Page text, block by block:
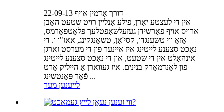
דורך אַדמין אויף 22-09-13
אין די לעצטע יאָרן, פילע אָנליין רויט שטעט האָבן
ארויס אויף פאַרשידן געזעלשאַפטלעך פּלאַטפאָרמס,
אַזאַ ווי טשענגדו, קסי'אַן, טשאָנגקינג, אאז"ו ו. די
נאַכט סצענע לייטינג איז איינער פון די מערסט זארגן
אינהאַלט אין די שטעט, און די נאַכט סצענע לייטינג
פון לאַנדמאַרק בנינים. איז געווארן אַ הייליק אָרט
פֿאַר פּאַנטשינג ...
לייענען מער